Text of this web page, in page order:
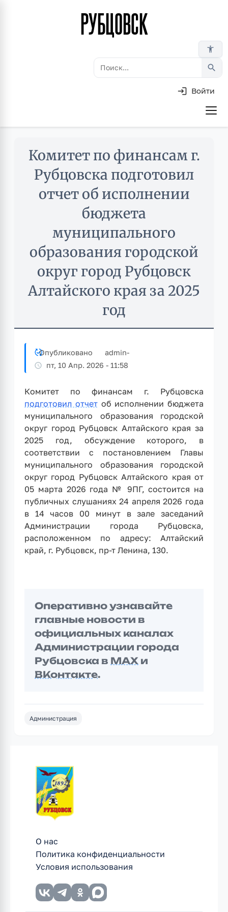
content
РУБЦОВСК
accessibility_new
search
Войти
Комитет по финансам г.
Рубцовска подготовил
отчет об исполнении
бюджета
муниципального
образования городской
округ город Рубцовск
Алтайского края за 2025
год
Опубликовано admin-
пт, 10 Апр. 2026 - 11:58
Комитет по финансам г. Рубцовска
подготовил отчетоб исполнении бюджета
муниципального образования городской
округ город Рубцовск Алтайского края за
2025 год, обсуждение которого, в
соответствии с постановлением Главы
муниципального образования городской
округ город Рубцовск Алтайского края от
05 марта 2026 года № 9ПГ, состоится на
публичных слушаниях 24 апреля 2026 года
в 14 часов 00 минут в зале заседаний
Администрации города Рубцовска,
расположенном по адресу: Алтайский
край, г. Рубцовск, пр-т Ленина, 130.
Оперативно узнавайте
главные новости в
официальных каналах
Администрации города
Рубцовска в MAX и
ВКонтакте.
Администрация
О нас
Политика конфиденциальности
Условия использования